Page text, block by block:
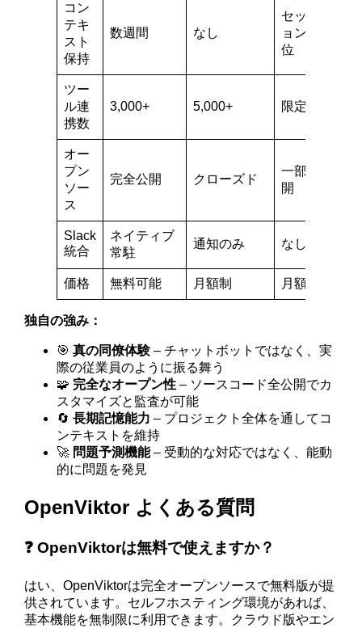
コン
テキ
スト
保持
数週間 なし
セッシ
ョン単
位
ツー
ル連
携数
3,000+ 5,000+ 限定的
オー
プン
ソー
ス
完全公開 クローズド
一部公
開
Slack
統合
ネイティブ
常駐
通知のみ なし
価格 無料可能 月額制 月額制
独自の強み：
🎯真の同僚体験– チャットボットではなく、実
際の従業員のように振る舞う
🧩 完全なオープン性 – ソースコード全公開でカ
スタマイズと監査が可能
🔄長期記憶能力 – プロジェクト全体を通してコ
ンテキストを維持
🚀 問題予測機能– 受動的な対応ではなく、能動
的に問題を発見
OpenViktor よくある質問
❓ OpenViktorは無料で使えますか？
はい、OpenViktorは完全オープンソースで無料版が提
供されています。セルフホスティング環境があれば、
基本機能を無制限に利用できます。クラウド版やエン